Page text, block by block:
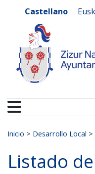
Castellano
Buscar:
Inicio > Desarrollo Local >
Listado